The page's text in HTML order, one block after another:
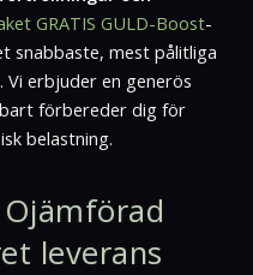
GRATIS GULD-Boost-
snabbaste, mest pålitliga
erbjuder en generös
förbereder dig för
belastning.
leverans